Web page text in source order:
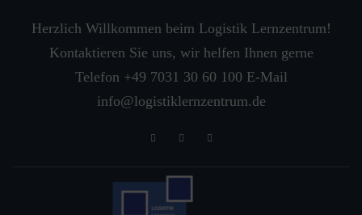
Herzlich Willkommen beim Logistik Lernzentrum!
Kontaktieren Sie uns, wir helfen Ihnen gerne
Telefon +49 7031 30 60 100 E-Mail
info@logistiklernzentrum.de